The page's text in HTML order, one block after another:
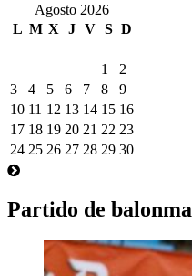
Agosto 2026
L M X J V S D
1
2
3
4 5 6 7 8
9
10 11 12 13 14 15 16
17 18 19 20 21 22 23
24 25 26 27 28 29 30
Partido de